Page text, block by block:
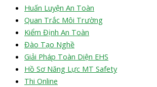
Huấn Luyện An Toàn
Quan Trắc Môi Trường
Kiểm Định An Toàn
Đào Tạo Nghề
Giải Pháp Toàn Diện EHS
Hồ Sơ Năng Lực MT Safety
Thi Online